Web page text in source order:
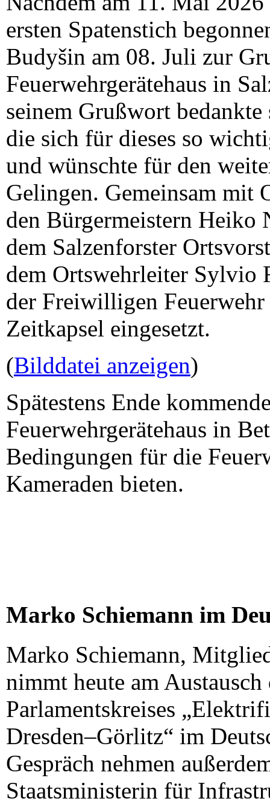
ersten Spatenstich
Budyšin am 08. Juli zur
Feuerwehrgerätehaus in
seinem Grußwort
die sich für dieses so
und wünschte für den
Gelingen. Gemeinsam mit
den Bürgermeistern Heiko
dem Salzenforster
dem Ortswehrleiter Sylvio
der Freiwilligen
Zeitkapsel eingesetzt.
(Bilddatei anzeigen)
Spätestens Ende
Feuerwehrgerätehaus in
Bedingungen für die
Kameraden bieten.
Marko Schiemann im
Marko Schiemann,
nimmt heute am
Parlamentskreises
Dresden–Görlitz“ im
Gespräch nehmen
Staatsministerin für